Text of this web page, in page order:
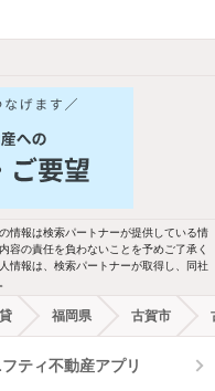
情報は検索パートナーが提供している情
容の責任を負わないことを予めご了承く
情報は、検索パートナーが取得し、同社
福岡県 古賀市
フティ不動産アプリ